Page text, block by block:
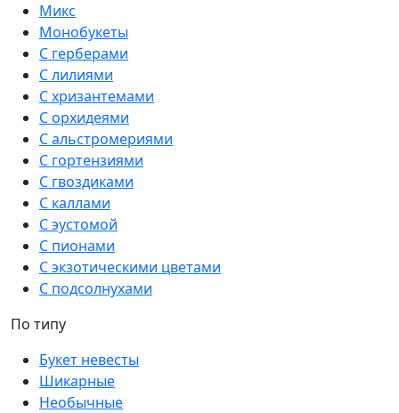
Микс
Монобукеты
С герберами
С лилиями
С хризантемами
С орхидеями
С альстромериями
С гортензиями
С гвоздиками
С каллами
С эустомой
С пионами
С экзотическими цветами
С подсолнухами
По типу
Букет невесты
Шикарные
Необычные